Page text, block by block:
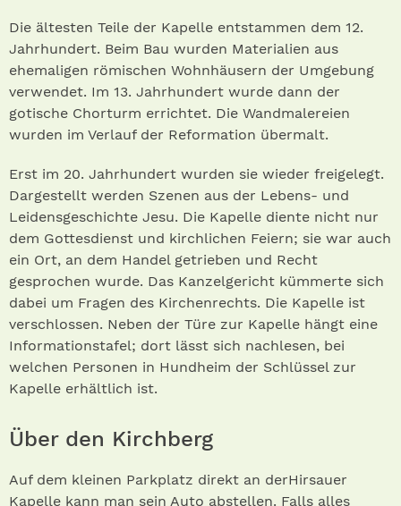
Die ältesten Teile der Kapelle entstammen dem 12.
Jahrhundert. Beim Bau wurden Materialien aus
ehemaligen römischen Wohnhäusern der Umgebung
verwendet. Im 13. Jahrhundert wurde dann der
gotische Chorturm errichtet. Die Wandmalereien
wurden im Verlauf der Reformation übermalt.
Erst im 20. Jahrhundert wurden sie wieder freigelegt.
Dargestellt werden Szenen aus der Lebens- und
Leidensgeschichte Jesu. Die Kapelle diente nicht nur
dem Gottesdienst und kirchlichen Feiern; sie war auch
ein Ort, an dem Handel getrieben und Recht
gesprochen wurde. Das Kanzelgericht kümmerte sich
dabei um Fragen des Kirchenrechts. Die Kapelle ist
verschlossen. Neben der Türe zur Kapelle hängt eine
Informationstafel; dort lässt sich nachlesen, bei
welchen Personen in Hundheim der Schlüssel zur
Kapelle erhältlich ist.
Über den Kirchberg
Auf dem kleinen Parkplatz direkt an derHirsauer
Kapelle kann man sein Auto abstellen. Falls alles